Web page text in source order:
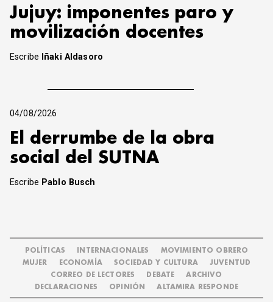
Jujuy: imponentes paro y
movilización docentes
Escribe Iñaki Aldasoro
04/08/2026
El derrumbe de la obra
social del SUTNA
Escribe Pablo Busch
POLÍTICAS INTERNACIONALES
MOVIMIENTO OBRERO
MUJER
ECONOMÍA SOCIEDAD Y CULTURA
JUVENTUD
CORREO DE LECTORES
DEBATE
ARCHIVO
DECLARACIONES
OPINIÓN ALTAMIRA RESPONDE